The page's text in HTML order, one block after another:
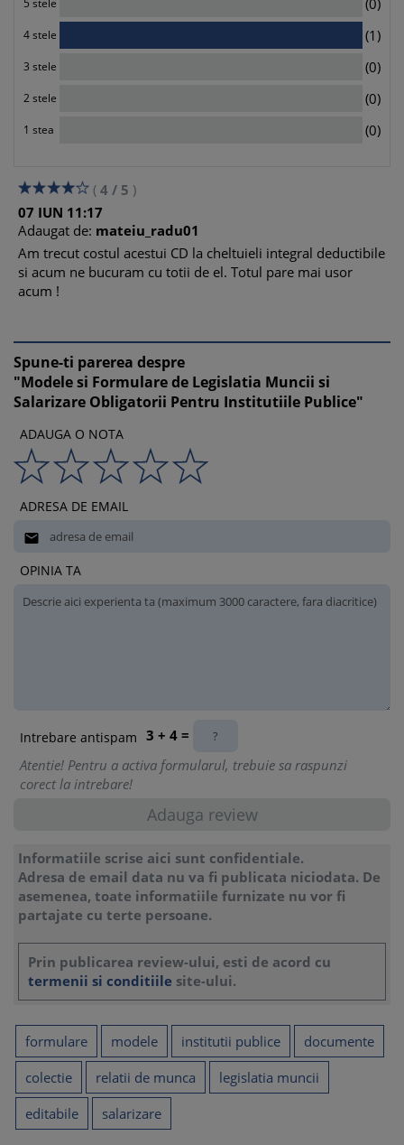
5 stele (0)
4 stele (1)
3 stele (0)
2 stele (0)
1 stea (0)
( 4 / 5 )
07 IUN 11:17
Adaugat de: mateiu_radu01
Am trecut costul acestui CD la cheltuieli integral deductibile
si acum ne bucuram cu totii de el. Totul pare mai usor
acum !
Spune-ti parerea despre
"Modele si Formulare de Legislatia Muncii si
Salarizare Obligatorii Pentru Institutiile Publice"
ADAUGA O NOTA
ADRESA DE EMAIL

OPINIA TA
Intrebare antispam 3 + 4 =
Atentie! Pentru a activa formularul, trebuie sa raspunzi
corect la intrebare!
Informatiile scrise aici sunt confidentiale.
Adresa de email data nu va fi publicata niciodata. De
asemenea, toate informatiile furnizate nu vor fi
partajate cu terte persoane.
Prin publicarea review-ului, esti de acord cu
termenii si conditiile site-ului.
formulare modele institutii publice
documente
colectie
relatii de munca
legislatia muncii
editabile
salarizare